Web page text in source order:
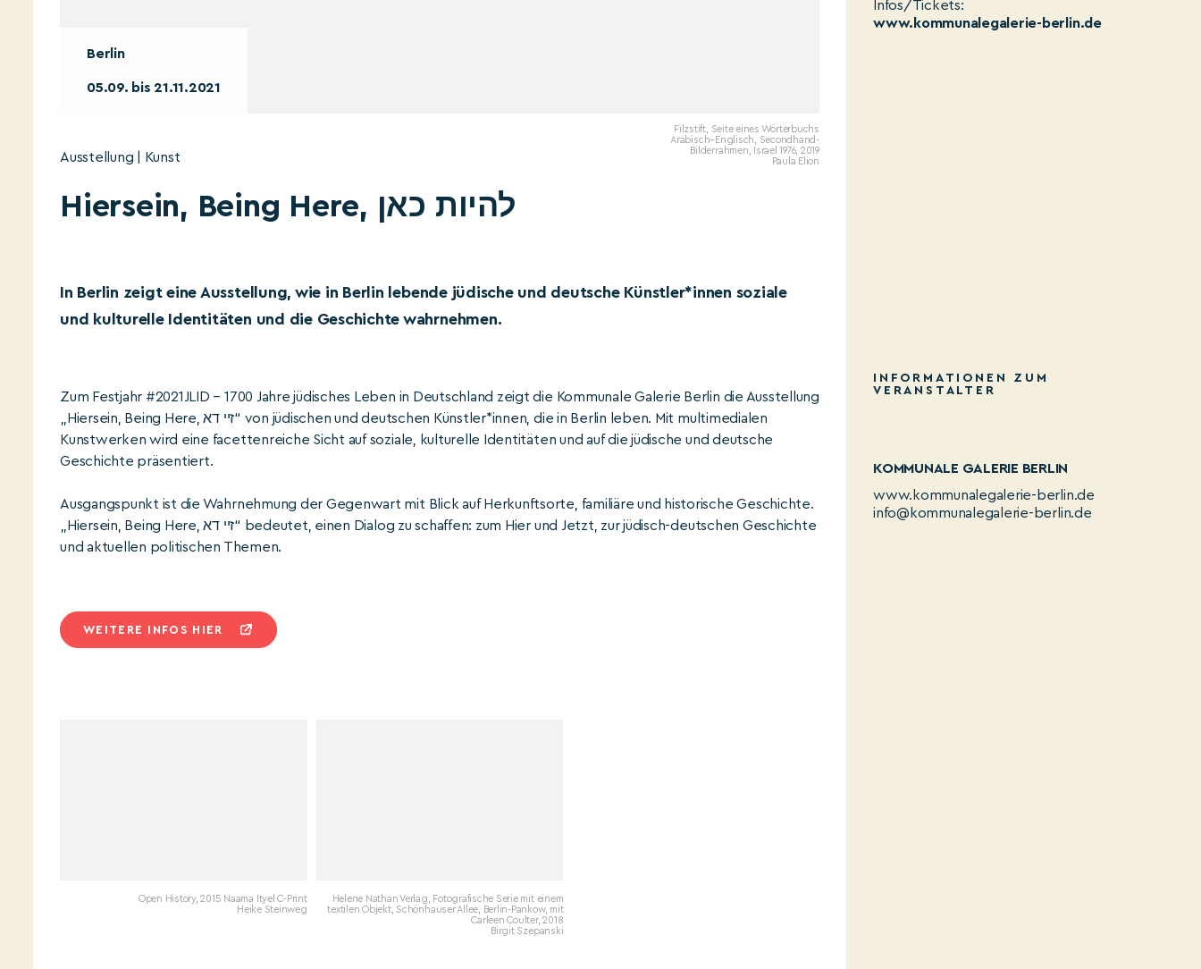
Berlin
05.09. bis 21.11.2021
Filzstift, Seite eines Wörterbuchs
Arabisch–Englisch, Secondhand-
Bilderrahmen, Israel 1976, 2019
Paula Elion
Ausstellung | Kunst
Hiersein, Being Here, להיות כאן
In Berlin zeigt eine Ausstellung, wie in Berlin lebende jüdische und deutsche Künstler*innen soziale
und kulturelle Identitäten und die Geschichte wahrnehmen.
Zum Festjahr #2021JLID – 1700 Jahre jüdisches Leben in Deutschland zeigt die Kommunale Galerie Berlin die Ausstellung
„Hiersein, Being Here, זיי דא“ von jüdischen und deutschen Künstler*innen, die in Berlin leben. Mit multimedialen
Kunstwerken wird eine facettenreiche Sicht auf soziale, kulturelle Identitäten und auf die jüdische und deutsche
Geschichte präsentiert.
Ausgangspunkt ist die Wahrnehmung der Gegenwart mit Blick auf Herkunftsorte, familiäre und historische Geschichte.
„Hiersein, Being Here, זיי דא“ bedeutet, einen Dialog zu schaffen: zum Hier und Jetzt, zur jüdisch-deutschen Geschichte
und aktuellen politischen Themen.
WEITERE INFOS HIER
Open History, 2015 Naama Ityel C-Print
Heike Steinweg
Helene Nathan Verlag, Fotografische Serie mit einem
textilen Objekt, Schönhauser Allee, Berlin-Pankow, mit
Carleen Coulter, 2018
Birgit Szepanski
Infos/Tickets:
www.kommunalegalerie-berlin.de
INFORMATIONEN ZUM
VERANSTALTER
KOMMUNALE GALERIE BERLIN
www.kommunalegalerie-berlin.de
info@kommunalegalerie-berlin.de